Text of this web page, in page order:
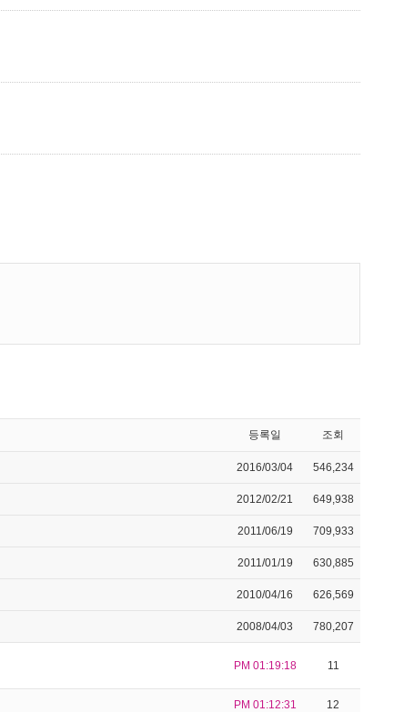
등록일 조회
2016/03/04 546,234
2012/02/21 649,938
2011/06/19 709,933
2011/01/19 630,885
2010/04/16 626,569
2008/04/03 780,207
PM 01:19:18 11
PM 01:12:31 12